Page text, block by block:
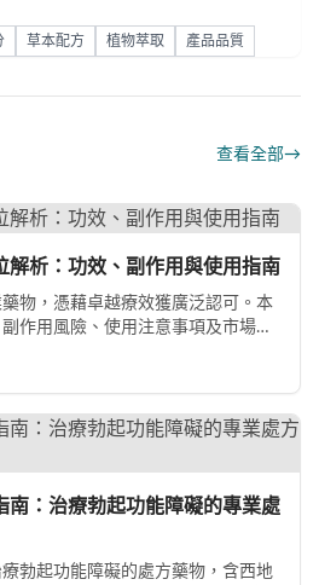
草本配方 植物萃取 產品品質
查看全部→
解析：功效、副作用與使用指南
物，憑藉卓越療效獲廣泛認可。本
作用風險、使用注意事項及市場發
南：治療勃起功能障礙的專業處
勃起功能障礙的處方藥物，含西地